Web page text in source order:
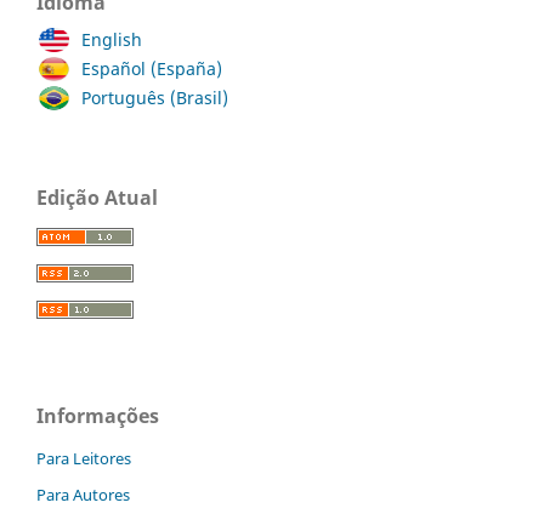
English
Español (España)
Português (Brasil)
Edição Atual
Informações
Para Leitores
Para Autores